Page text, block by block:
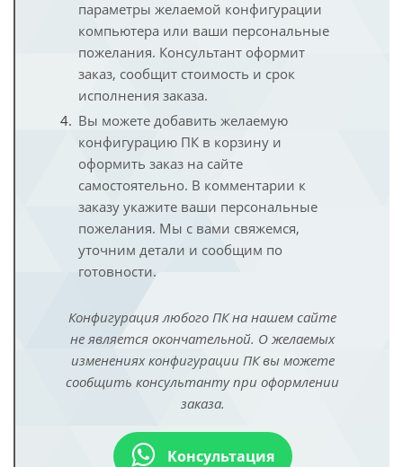
параметры желаемой конфигурации
компьютера или ваши персональные
пожелания. Консультант оформит
заказ, сообщит стоимость и срок
исполнения заказа.
Вы можете добавить желаемую
конфигурацию ПК в корзину и
оформить заказ на сайте
самостоятельно. В комментарии к
заказу укажите ваши персональные
пожелания. Мы с вами свяжемся,
уточним детали и сообщим по
готовности.
Конфигурация любого ПК на нашем сайте
не является окончательной. О желаемых
изменениях конфигурации ПК вы можете
сообщить консультанту при оформлении
заказа.
Консультация